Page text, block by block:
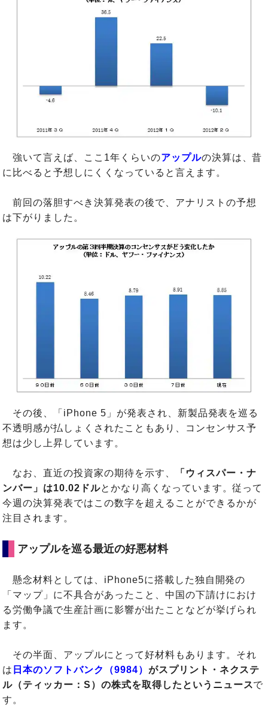
強いて言えば、ここ1年くらいのアップルの決算は、昔
に比べると予想しにくくなっていると言えます。
前回の落胆すべき決算発表の後で、アナリストの予想
は下がりました。
その後、「iPhone 5」が発表され、新製品発表を巡る
不透明感が払しょくされたこともあり、コンセンサス予
想は少し上昇しています。
なお、直近の投資家の期待を示す、
「ウィスパー・ナ
ンバー」は10.02ドルとかなり高くなっています。従って
今週の決算発表ではこの数字を超えることができるかが
注目されます。
アップルを巡る最近の好悪材料
懸念材料としては、iPhone5に搭載した独自開発の
「マップ」に不具合があったこと、中国の下請けにおけ
る労働争議で生産計画に影響が出たことなどが挙げられ
ます。
その半面、アップルにとって好材料もあります。それ
は 日本のソフトバンク（9984） がスプリント・ネクステ
ル（ティッカー：S）の株式を取得したというニュースで
す。